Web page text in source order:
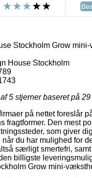
Stockholm Grow
House Stockholm
5 stjerner baseret på 29
på nettet foreslår
fragtformer. Den mest
som giver
du har mulighed for
særligt smertefri,
billigste
Grow mini-